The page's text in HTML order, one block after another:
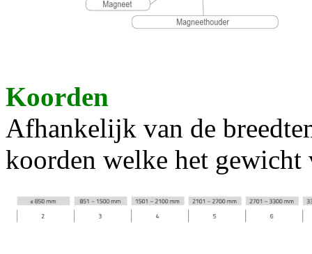
Koorden
Afhankelijk van de
koorden welke het gewicht